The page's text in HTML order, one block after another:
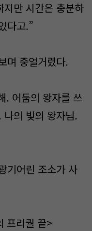
지만 시간은 충분하
다고.”
며 중얼거렸다.
. 어둠의 왕자를 쓰
나의 빛의 왕자님.
기어린 조소가 사
프리퀄 끝>